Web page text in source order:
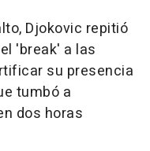
Djokovic repitió
'break' a las
su presencia
tumbó a
dos horas